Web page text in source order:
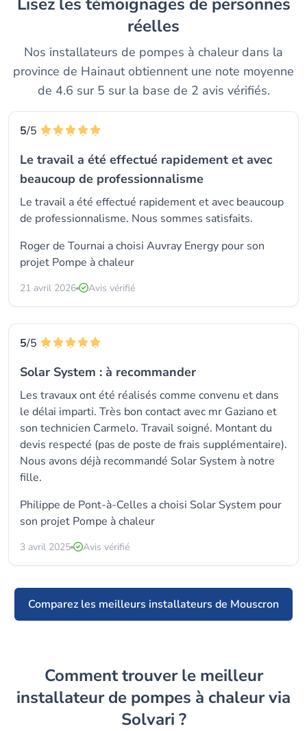
réelles
Nos installateurs de pompes à chaleur dans la
province de Hainaut obtiennent une note moyenne
de 4.6 sur 5 sur la base de 2 avis vérifiés.
5/5
Le travail a été effectué rapidement et avec
beaucoup de professionnalisme
Le travail a été effectué rapidement et avec beaucoup
de professionnalisme. Nous sommes satisfaits.
Roger de Tournai a choisi Auvray Energy pour son
projet Pompe à chaleur
21 avril 2026 Avis vérifié
5/5
Solar System : à recommander
Les travaux ont été réalisés comme convenu et dans
le délai imparti. Très bon contact avec mr Gaziano et
son technicien Carmelo. Travail soigné. Montant du
devis respecté (pas de poste de frais supplémentaire).
Nous avons déjà recommandé Solar System à notre
fille.
Philippe de Pont-à-Celles a choisi Solar System pour
son projet Pompe à chaleur
3 avril 2025 Avis vérifié
Comparez les meilleurs installateurs de Mouscron
Comment trouver le meilleur
installateur de pompes à chaleur via
Solvari ?